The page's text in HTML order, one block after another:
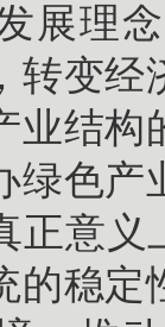
展理
转变
业结
绿色产
正意义
的稳